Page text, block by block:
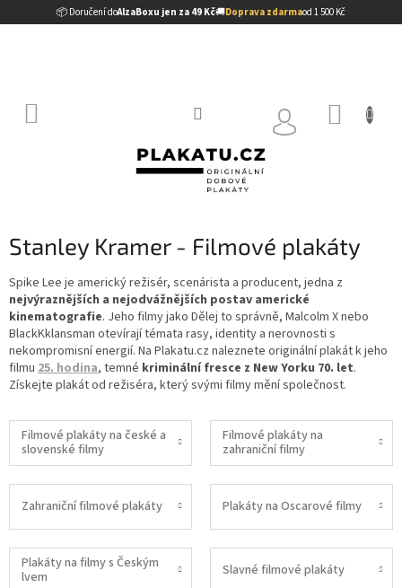
📦 Doručení doAlzaBoxu jen za 49 Kč🚚Doprava zdarmaod 1 500 Kč
na
Stanley Kramer - Filmové plakáty
Spike Lee je americký režisér, scenárista a producent, jedna z
nejvýraznějších a nejodvážnějších postav americké
kinematografie. Jeho filmy jako Dělej to správně, Malcolm X nebo
BlackKklansman otevírají témata rasy, identity a nerovnosti s
nekompromisní energií. Na Plakatu.cz naleznete originální plakát k jeho
filmu 25. hodina, temné kriminální fresce z New Yorku 70. let.
Získejte plakát od režiséra, který svými filmy mění společnost.
Filmové plakáty na české a
slovenské filmy
Filmové plakáty na
zahraniční filmy
Zahraniční filmové plakáty Plakáty na Oscarové filmy
Plakáty na filmy s Českým
lvem
Slavné filmové plakáty